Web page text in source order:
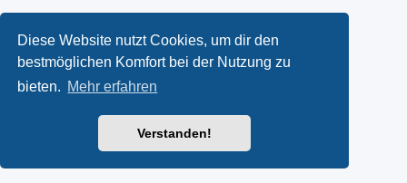
Diese Website nutzt Cookies, um dir den
bestmöglichen Komfort bei der Nutzung zu
bieten. Mehr erfahren
Verstanden!